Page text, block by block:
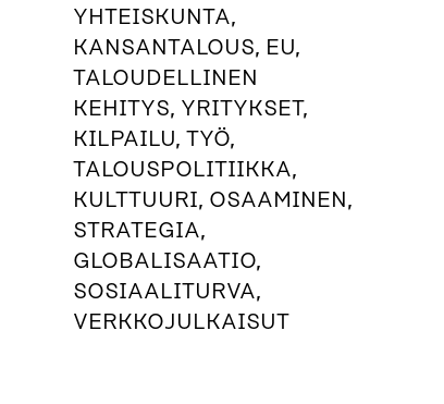
YHTEISKUNTA,
KANSANTALOUS, EU,
TALOUDELLINEN
KEHITYS, YRITYKSET,
KILPAILU, TYÖ,
TALOUSPOLITIIKKA,
KULTTUURI, OSAAMINEN,
STRATEGIA,
GLOBALISAATIO,
SOSIAALITURVA,
VERKKOJULKAISUT